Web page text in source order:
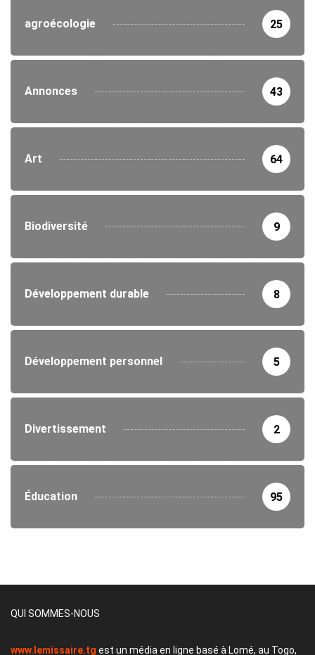
agroécologie 25
Annonces 43
Art 64
Biodiversité 9
Développement durable 8
Développement personnel 5
Divertissement 2
Éducation 95
QUI SOMMES-NOUS
www.lemissaire.tg est un média en ligne basé à Lomé, au Togo,